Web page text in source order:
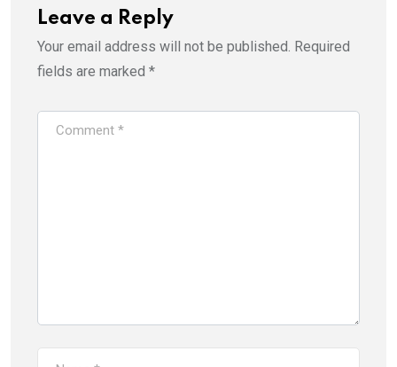
Leave a Reply
Your email address will not be published. Required
fields are marked *